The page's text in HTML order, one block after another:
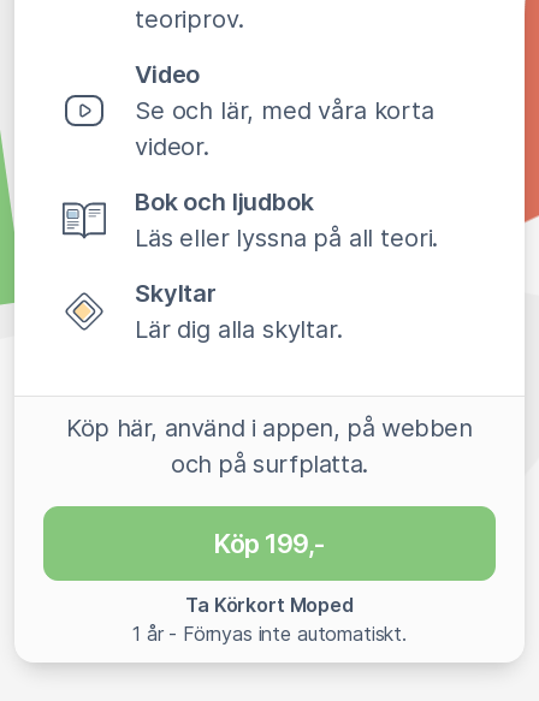
teoriprov.
Video
Se och lär, med våra korta
videor.
Bok och ljudbok
Läs eller lyssna på all teori.
Skyltar
Lär dig alla skyltar.
Köp här, använd i appen, på webben
och på surfplatta.
Köp 199,-
Ta Körkort Moped
1 år - Förnyas inte automatiskt.